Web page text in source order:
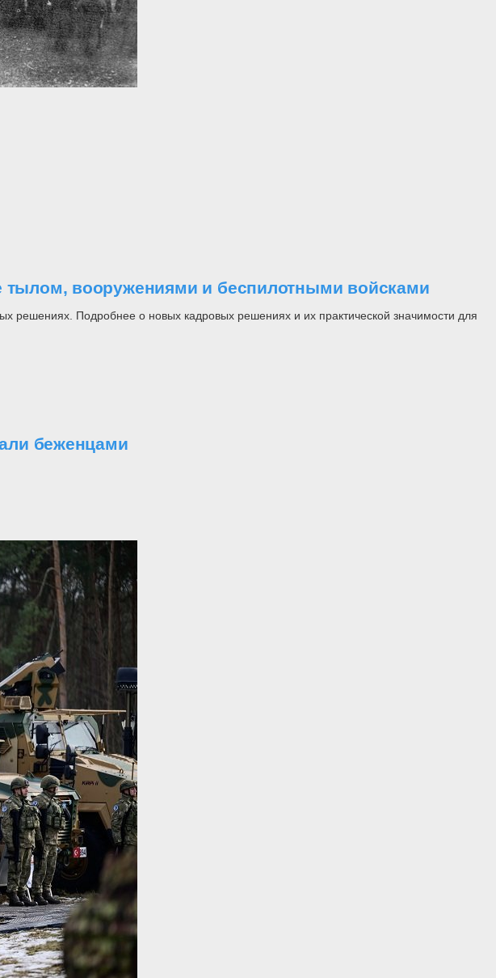
тылом, вооружениями и беспилотными войсками
решениях. Подробнее о новых кадровых решениях и их практической значимости для
беженцами